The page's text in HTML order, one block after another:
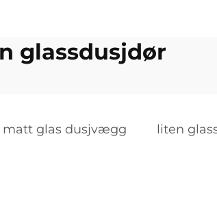
glassdusjdør
matt glas dusjvægg liten